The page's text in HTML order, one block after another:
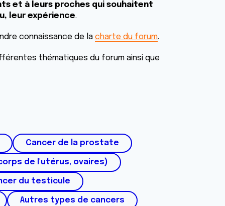
et à leurs proches qui souhaitent
leur expérience.
connaissance de la charte du forum.
thématiques du forum ainsi que
Cancer de la prostate
de l'utérus, ovaires)
du testicule
Autres types de cancers